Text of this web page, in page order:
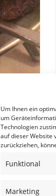
Um Ihnen ein
um
Technologien
auf dieser Website
zurückziehen,
Funktional
Marketing